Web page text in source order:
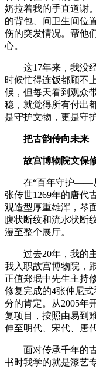
奶拉着我的手直道谢
的背包、问卫生间位
伤的突发情况。帮他
心。
这17年来，我没经
时候忙得连饭都顾不
候，但每天看到观众
稳，就觉得所有付出
是守护文物，更是守
把古韵传向未来
故宫博物院文保修
在“百年守护——从
张传世1269年的唐代
观造型厚重雄浑，琴
腹状断纹和流水状断
漫至整个展厅。
过去20年，我的主
我入职故宫博物院，
正值郑珉中先生主持
修复完成的4张仲尼
分的肯定。从2005年
复项目，按照由易到
伸至明代、宋代、唐
面对传承千年的古
书时我学的就是漆艺